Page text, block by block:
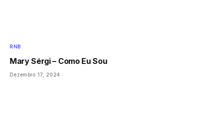
RNB
Mary Sérgi – Como Eu Sou
Dezembro 17, 2024